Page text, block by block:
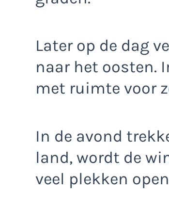
Later op de dag
naar het oosten.
met ruimte voor
In de avond
land, wordt de
veel plekken